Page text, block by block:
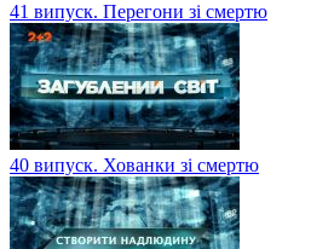
41 випуск. Перегони зі смертю
40 випуск. Хованки зі смертю